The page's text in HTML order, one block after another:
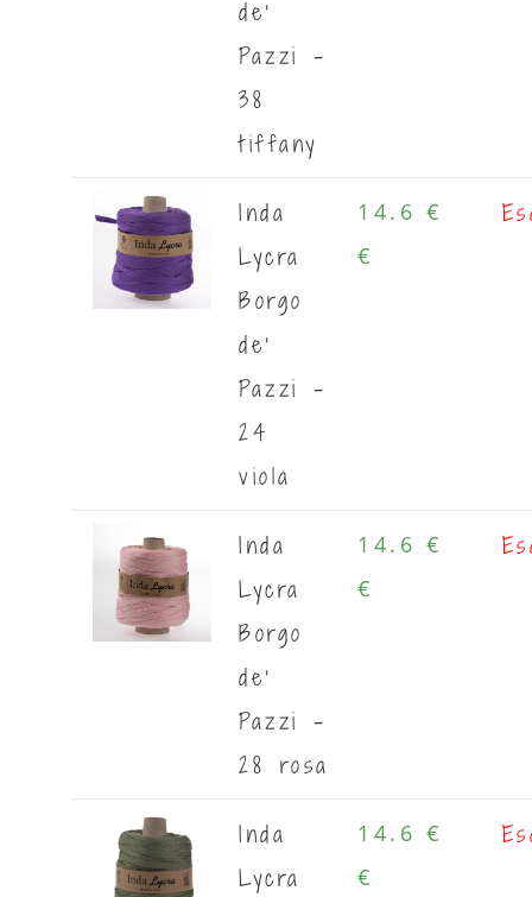
de'
Pazzi -
38
tiffany
Inda
Lycra
Borgo
de'
Pazzi -
24
viola
14.6 €
€
Inda
Lycra
Borgo
de'
Pazzi -
28 rosa
14.6 €
€
Inda
Lycra
14.6 €
€